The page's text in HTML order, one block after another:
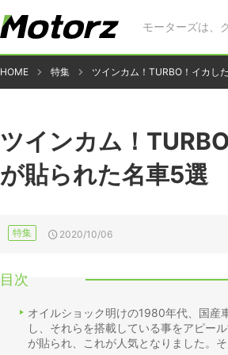
モーターズは、
HOME 特集 ツインカム！TURBO！イカし
ツインカム！
が貼られた名車5選
特集 2020/10/06
目次
オイルショック明けの1980年代、国産
し、それらを搭載している事をアピー
が貼られ、これが人気となりました。